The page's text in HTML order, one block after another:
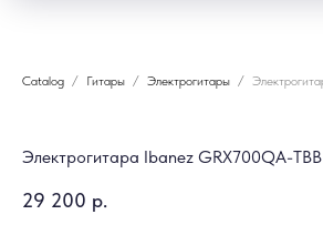
Catalog Гитары Электрогитары
Электрогитара Ibanez GRX700QA-TBB
29 200 р.